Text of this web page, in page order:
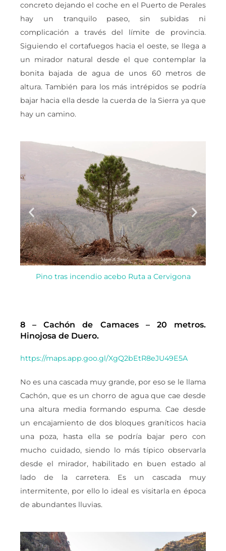
concreto dejando el coche en el Puerto de Perales
hay un tranquilo paseo, sin subidas ni
complicación a través del límite de provincia.
Siguiendo el cortafuegos hacia el oeste, se llega a
un mirador natural desde el que contemplar la
bonita bajada de agua de unos 60 metros de
altura. También para los más intrépidos se podría
bajar hacia ella desde la cuerda de la Sierra ya que
hay un camino.
Pino tras incendio acebo Ruta a Cervigona
8 – Cachón de Camaces – 20 metros.
Hinojosa de Duero.
https://maps.app.goo.gl/XgQ2bEtR8eJU49E5A
No es una cascada muy grande, por eso se le llama
Cachón, que es un chorro de agua que cae desde
una altura media formando espuma. Cae desde
un encajamiento de dos bloques graníticos hacia
una poza, hasta ella se podría bajar pero con
mucho cuidado, siendo lo más típico observarla
desde el mirador, habilitado en buen estado al
lado de la carretera. Es un cascada muy
intermitente, por ello lo ideal es visitarla en época
de abundantes lluvias.